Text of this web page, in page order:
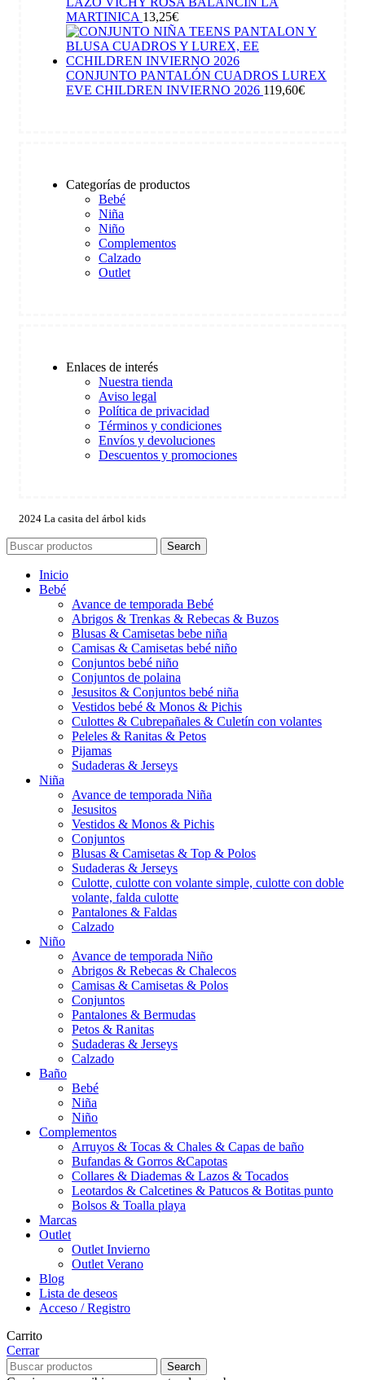
MARTINICA 13,25€
CONJUNTO PANTALÓN CUADROS LUREX
EVE CHILDREN INVIERNO 2026 119,60€
Categorías de productos
Bebé
Niña
Niño
Complementos
Calzado
Outlet
Enlaces de interés
Nuestra tienda
Aviso legal
Política de privacidad
Términos y condiciones
Envíos y devoluciones
Descuentos y promociones
2024 La casita del árbol kids
Search
Inicio
Bebé
Avance de temporada Bebé
Abrigos & Trenkas & Rebecas & Buzos
Blusas & Camisetas bebe niña
Camisas & Camisetas bebé niño
Conjuntos bebé niño
Conjuntos de polaina
Jesusitos & Conjuntos bebé niña
Vestidos bebé & Monos & Pichis
Culottes & Cubrepañales & Culetín con volantes
Peleles & Ranitas & Petos
Pijamas
Sudaderas & Jerseys
Niña
Avance de temporada Niña
Jesusitos
Vestidos & Monos & Pichis
Conjuntos
Blusas & Camisetas & Top & Polos
Sudaderas & Jerseys
Culotte, culotte con volante simple, culotte con doble
volante, falda culotte
Pantalones & Faldas
Calzado
Niño
Avance de temporada Niño
Abrigos & Rebecas & Chalecos
Camisas & Camisetas & Polos
Conjuntos
Pantalones & Bermudas
Petos & Ranitas
Sudaderas & Jerseys
Calzado
Baño
Bebé
Niña
Niño
Complementos
Arruyos & Tocas & Chales & Capas de baño
Bufandas & Gorros &Capotas
Collares & Diademas & Lazos & Tocados
Leotardos & Calcetines & Patucos & Botitas punto
Bolsos & Toalla playa
Marcas
Outlet
Outlet Invierno
Outlet Verano
Blog
Lista de deseos
Acceso / Registro
Carrito
Cerrar
Search